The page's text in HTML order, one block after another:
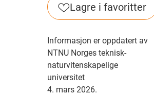
Lagre i favoritter
Informasjon er oppdatert av
NTNU Norges teknisk-
naturvitenskapelige
universitet
4. mars 2026.